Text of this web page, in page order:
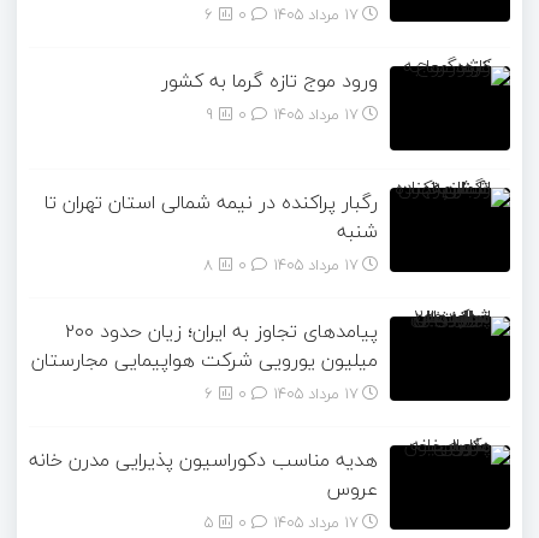
17 مرداد 1405 6
ورود موج تازه گرما به کشور
17 مرداد 1405 9
رگبار پراکنده در نیمه شمالی استان تهران تا
شنبه
17 مرداد 1405 8
پیامدهای تجاوز به ایران؛ زیان حدود ۲۰۰
میلیون یورویی شرکت هواپیمایی مجارستان
17 مرداد 1405 6
هدیه مناسب دکوراسیون پذیرایی مدرن خانه
عروس
17 مرداد 1405 5